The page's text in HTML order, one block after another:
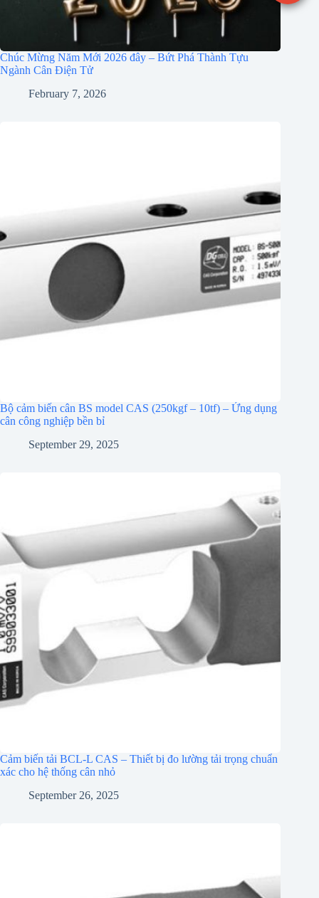
Chúc Mừng Năm Mới 2026 đây – Bứt Phá Thành Tựu
Ngành Cân Điện Tử
February 7, 2026
Bộ cảm biến cân BS model CAS (250kgf – 10tf) – Ứng dụng
cân công nghiệp bền bỉ
September 29, 2025
Cảm biến tải BCL-L CAS – Thiết bị đo lường tải trọng chuẩn
xác cho hệ thống cân nhỏ
September 26, 2025